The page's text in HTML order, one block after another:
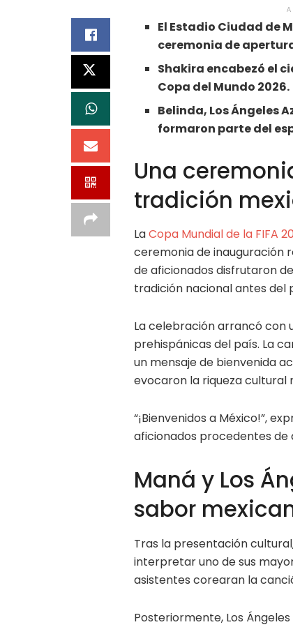
El Estadio Ciudad de
ceremonia de
Shakira encabezó el
Copa del Mundo 2026.
Belinda, Los Ángeles
formaron parte del
Una
tradición
LaCopa Mundial de la FIFA
ceremonia de inauguración
de aficionados disfrutaron
tradición nacional antes del
La celebración arrancó con
prehispánicas del país. La
un mensaje de bienvenida
evocaron la riqueza cultural
“¡Bienvenidos a México!”,
aficionados procedentes de
Maná y Los
sabor
Tras la presentación
interpretar uno de sus
asistentes corearan la
Posteriormente, Los